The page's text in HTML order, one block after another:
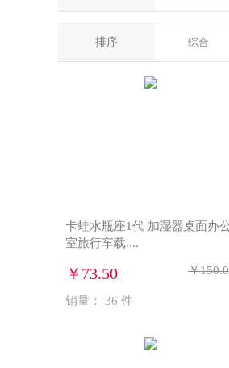
排序 综合
卡蛙水瓶座1代 加湿器桌面办
室旅行车载....
￥73.50 ￥
销量： 36 件